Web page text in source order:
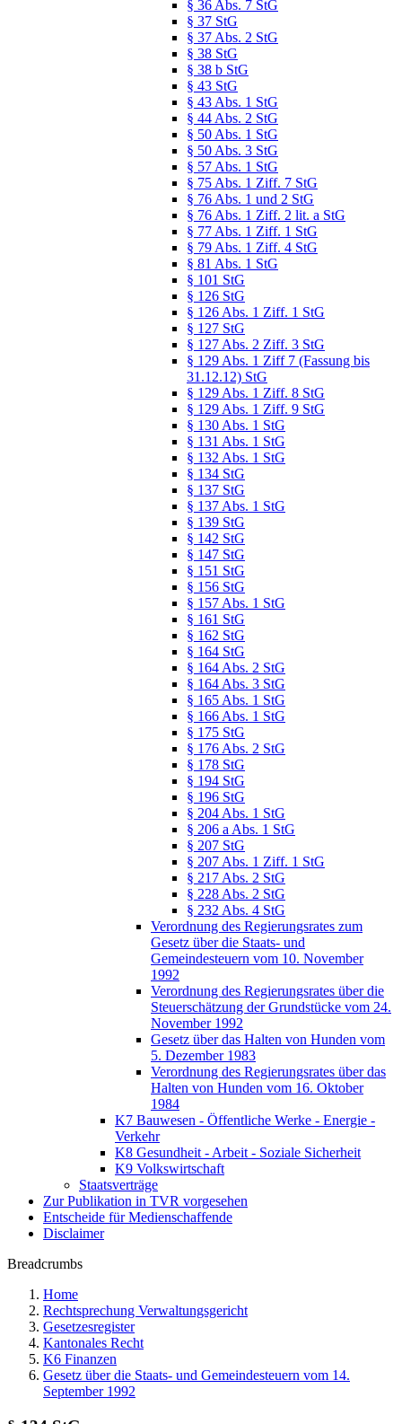
§ 36 Abs. 7 StG
§ 37 StG
§ 37 Abs. 2 StG
§ 38 StG
§ 38 b StG
§ 43 StG
§ 43 Abs. 1 StG
§ 44 Abs. 2 StG
§ 50 Abs. 1 StG
§ 50 Abs. 3 StG
§ 57 Abs. 1 StG
§ 75 Abs. 1 Ziff. 7 StG
§ 76 Abs. 1 und 2 StG
§ 76 Abs. 1 Ziff. 2 lit. a StG
§ 77 Abs. 1 Ziff. 1 StG
§ 79 Abs. 1 Ziff. 4 StG
§ 81 Abs. 1 StG
§ 101 StG
§ 126 StG
§ 126 Abs. 1 Ziff. 1 StG
§ 127 StG
§ 127 Abs. 2 Ziff. 3 StG
§ 129 Abs. 1 Ziff 7 (Fassung bis
31.12.12) StG
§ 129 Abs. 1 Ziff. 8 StG
§ 129 Abs. 1 Ziff. 9 StG
§ 130 Abs. 1 StG
§ 131 Abs. 1 StG
§ 132 Abs. 1 StG
§ 134 StG
§ 137 StG
§ 137 Abs. 1 StG
§ 139 StG
§ 142 StG
§ 147 StG
§ 151 StG
§ 156 StG
§ 157 Abs. 1 StG
§ 161 StG
§ 162 StG
§ 164 StG
§ 164 Abs. 2 StG
§ 164 Abs. 3 StG
§ 165 Abs. 1 StG
§ 166 Abs. 1 StG
§ 175 StG
§ 176 Abs. 2 StG
§ 178 StG
§ 194 StG
§ 196 StG
§ 204 Abs. 1 StG
§ 206 a Abs. 1 StG
§ 207 StG
§ 207 Abs. 1 Ziff. 1 StG
§ 217 Abs. 2 StG
§ 228 Abs. 2 StG
§ 232 Abs. 4 StG
Verordnung des Regierungsrates zum
Gesetz über die Staats- und
Gemeindesteuern vom 10. November
1992
Verordnung des Regierungsrates über die
Steuerschätzung der Grundstücke vom 24.
November 1992
Gesetz über das Halten von Hunden vom
5. Dezember 1983
Verordnung des Regierungsrates über das
Halten von Hunden vom 16. Oktober
1984
K7 Bauwesen - Öffentliche Werke - Energie -
Verkehr
K8 Gesundheit - Arbeit - Soziale Sicherheit
K9 Volkswirtschaft
Staatsverträge
Zur Publikation in TVR vorgesehen
Entscheide für Medienschaffende
Disclaimer
Breadcrumbs
Home
Rechtsprechung Verwaltungsgericht
Gesetzesregister
Kantonales Recht
K6 Finanzen
Gesetz über die Staats- und Gemeindesteuern vom 14.
September 1992